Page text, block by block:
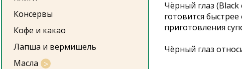
Консервы
Кофе и какао
Лапша и вермишель
Масла
Чёрный глаз
готовится
приготовления
Чёрный глаз